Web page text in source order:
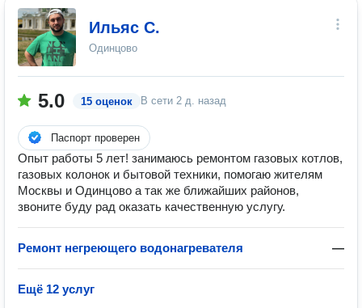
Ильяс С.
Одинцово
5.0 15 оценок В сети 2 д. назад
Паспорт проверен
Опыт работы 5 лет! занимаюсь ремонтом газовых котлов,
газовых колонок и бытовой техники, помогаю жителям
Москвы и Одинцово а так же ближайших районов,
звоните буду рад оказать качественную услугу.
Ремонт негреющего водонагревателя —
Ещё 12 услуг